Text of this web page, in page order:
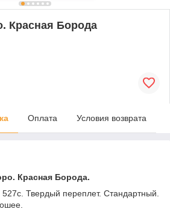
Красная Борода
Оплата Условия возврата
Красная Борода.
527с. Твердый переплет. Стандартный.